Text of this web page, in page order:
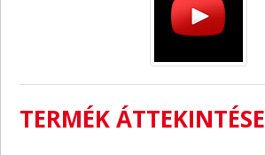
TERMÉK ÁTTEKINTÉSE